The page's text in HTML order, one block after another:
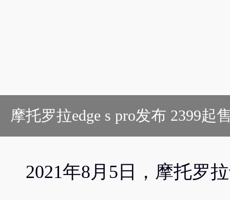
摩托罗拉edge s pro发布 2399起
2021年8月5日，摩托罗